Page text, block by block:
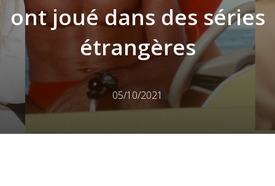
ont joué dans des séries
étrangères
05/10/2021